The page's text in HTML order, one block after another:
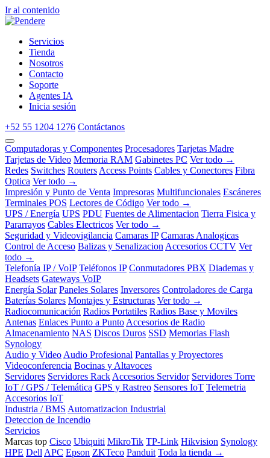
Ir al contenido
Servicios
Tienda
Nosotros
Contacto
Soporte
Agentes IA
Inicia sesión
+52 55 1204 1276 Contáctanos
Computadoras y Componentes Procesadores Tarjetas Madre
Tarjetas de Video Memoria RAM Gabinetes PC Ver todo →
Redes Switches Routers Access Points Cables y Conectores Fibra
Optica Ver todo →
Impresión y Punto de Venta Impresoras Multifuncionales Escáneres
Terminales POS Lectores de Código Ver todo →
UPS / Energía UPS PDU Fuentes de Alimentacion Tierra Fisica y
Pararrayos Cables Electricos Ver todo →
Seguridad y Videovigilancia Camaras IP Camaras Analogicas
Control de Acceso Balizas y Senalizacion Accesorios CCTV Ver
todo →
Telefonía IP / VoIP Teléfonos IP Conmutadores PBX Diademas y
Headsets Gateways VoIP
Energía Solar Paneles Solares Inversores Controladores de Carga
Baterías Solares Montajes y Estructuras Ver todo →
Radiocomunicación Radios Portatiles Radios Base y Moviles
Antenas Enlaces Punto a Punto Accesorios de Radio
Almacenamiento NAS Discos Duros SSD Memorias Flash
Synology
Audio y Video Audio Profesional Pantallas y Proyectores
Videoconferencia Bocinas y Altavoces
Servidores Servidores Rack Accesorios Servidor Servidores Torre
IoT / GPS / Telemática GPS y Rastreo Sensores IoT Telemetria
Accesorios IoT
Industria / BMS Automatizacion Industrial
Deteccion de Incendio
Servicios
Marcas top Cisco Ubiquiti MikroTik TP-Link Hikvision Synology
HPE Dell APC Epson ZKTeco Panduit Toda la tienda →